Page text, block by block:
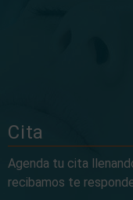
Cita
Agenda tu cita
recibamos te